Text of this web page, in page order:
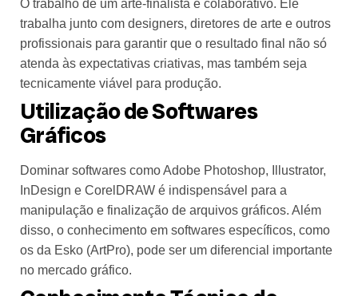
O trabalho de um arte-finalista é colaborativo. Ele
trabalha junto com designers, diretores de arte e outros
profissionais para garantir que o resultado final não só
atenda às expectativas criativas, mas também seja
tecnicamente viável para produção.
Utilização de Softwares
Gráficos
Dominar softwares como Adobe Photoshop, Illustrator,
InDesign e CorelDRAW é indispensável para a
manipulação e finalização de arquivos gráficos. Além
disso, o conhecimento em softwares específicos, como
os da Esko (ArtPro), pode ser um diferencial importante
no mercado gráfico.